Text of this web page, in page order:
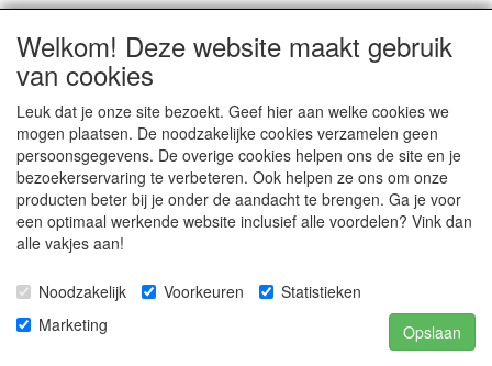
18 Sound R-KIT 12NMB1000
Recone Kit 12NMB1000 8 ohm
Welkom! Deze website maakt gebruik
van cookies
Leuk dat je onze site bezoekt. Geef hier aan welke cookies we
mogen plaatsen. De noodzakelijke cookies verzamelen geen
persoonsgegevens. De overige cookies helpen ons de site en je
bezoekerservaring te verbeteren. Ook helpen ze ons om onze
producten beter bij je onder de aandacht te brengen. Ga je voor
een optimaal werkende website inclusief alle voordelen? Vink dan
alle vakjes aan!
Noodzakelijk Voorkeuren
Statistieken
Marketing
Opslaan